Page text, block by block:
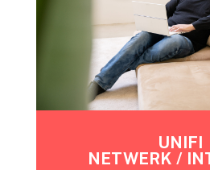
UNIFI
NETWERK /